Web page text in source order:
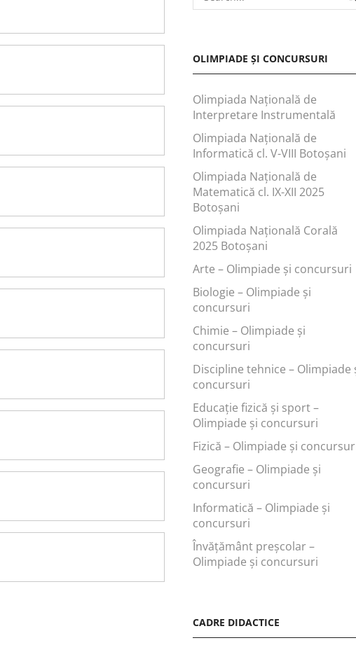
OLIMPIADE ȘI CONCURSURI
Olimpiada Națională de
Interpretare Instrumentală
Olimpiada Națională de
Informatică cl. V-VIII Botoșani
Olimpiada Națională de
Matematică cl. IX-XII 2025
Botoșani
Olimpiada Națională Corală
2025 Botoșani
Arte – Olimpiade și concursuri
Biologie – Olimpiade și
concursuri
Chimie – Olimpiade și
concursuri
Discipline tehnice – Olimpiade
concursuri
Educaţie fizică şi sport –
Olimpiade și concursuri
Fizică – Olimpiade și
Geografie – Olimpiade și
concursuri
Informatică – Olimpiade și
concursuri
Învăţământ preşcolar –
Olimpiade și concursuri
CADRE DIDACTICE